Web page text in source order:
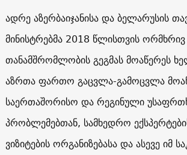
ადრე აზერბაიჯანისა და ბელარუსის
მინისტრებმა 2018 წლისთვის ორმხრივ
თანამშრომლობის გეგმას მოაწერეს
აზრთა ფართო გაცვლა-გამოცვლა
საერთაშორისო და რეგინული
პრობლემებთან, სამხედრო
ვიზიტების ორგანიზებასა და ასევე იმ